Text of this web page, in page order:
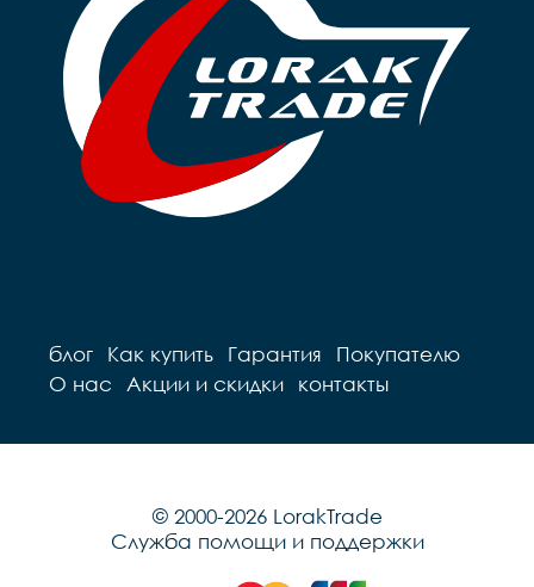
блог Как купить Гарантия
Покупателю
О нас
Акции и скидки контакты
© 2000-2026 LorakTrade
Служба помощи и поддержки